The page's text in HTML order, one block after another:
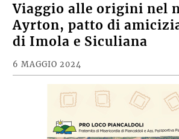
Viaggio alle origini nel
Ayrton, patto di
di Imola e Siculiana
6 MAGGIO 2024